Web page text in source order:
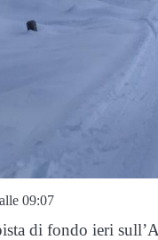
09:07
di fondo ieri